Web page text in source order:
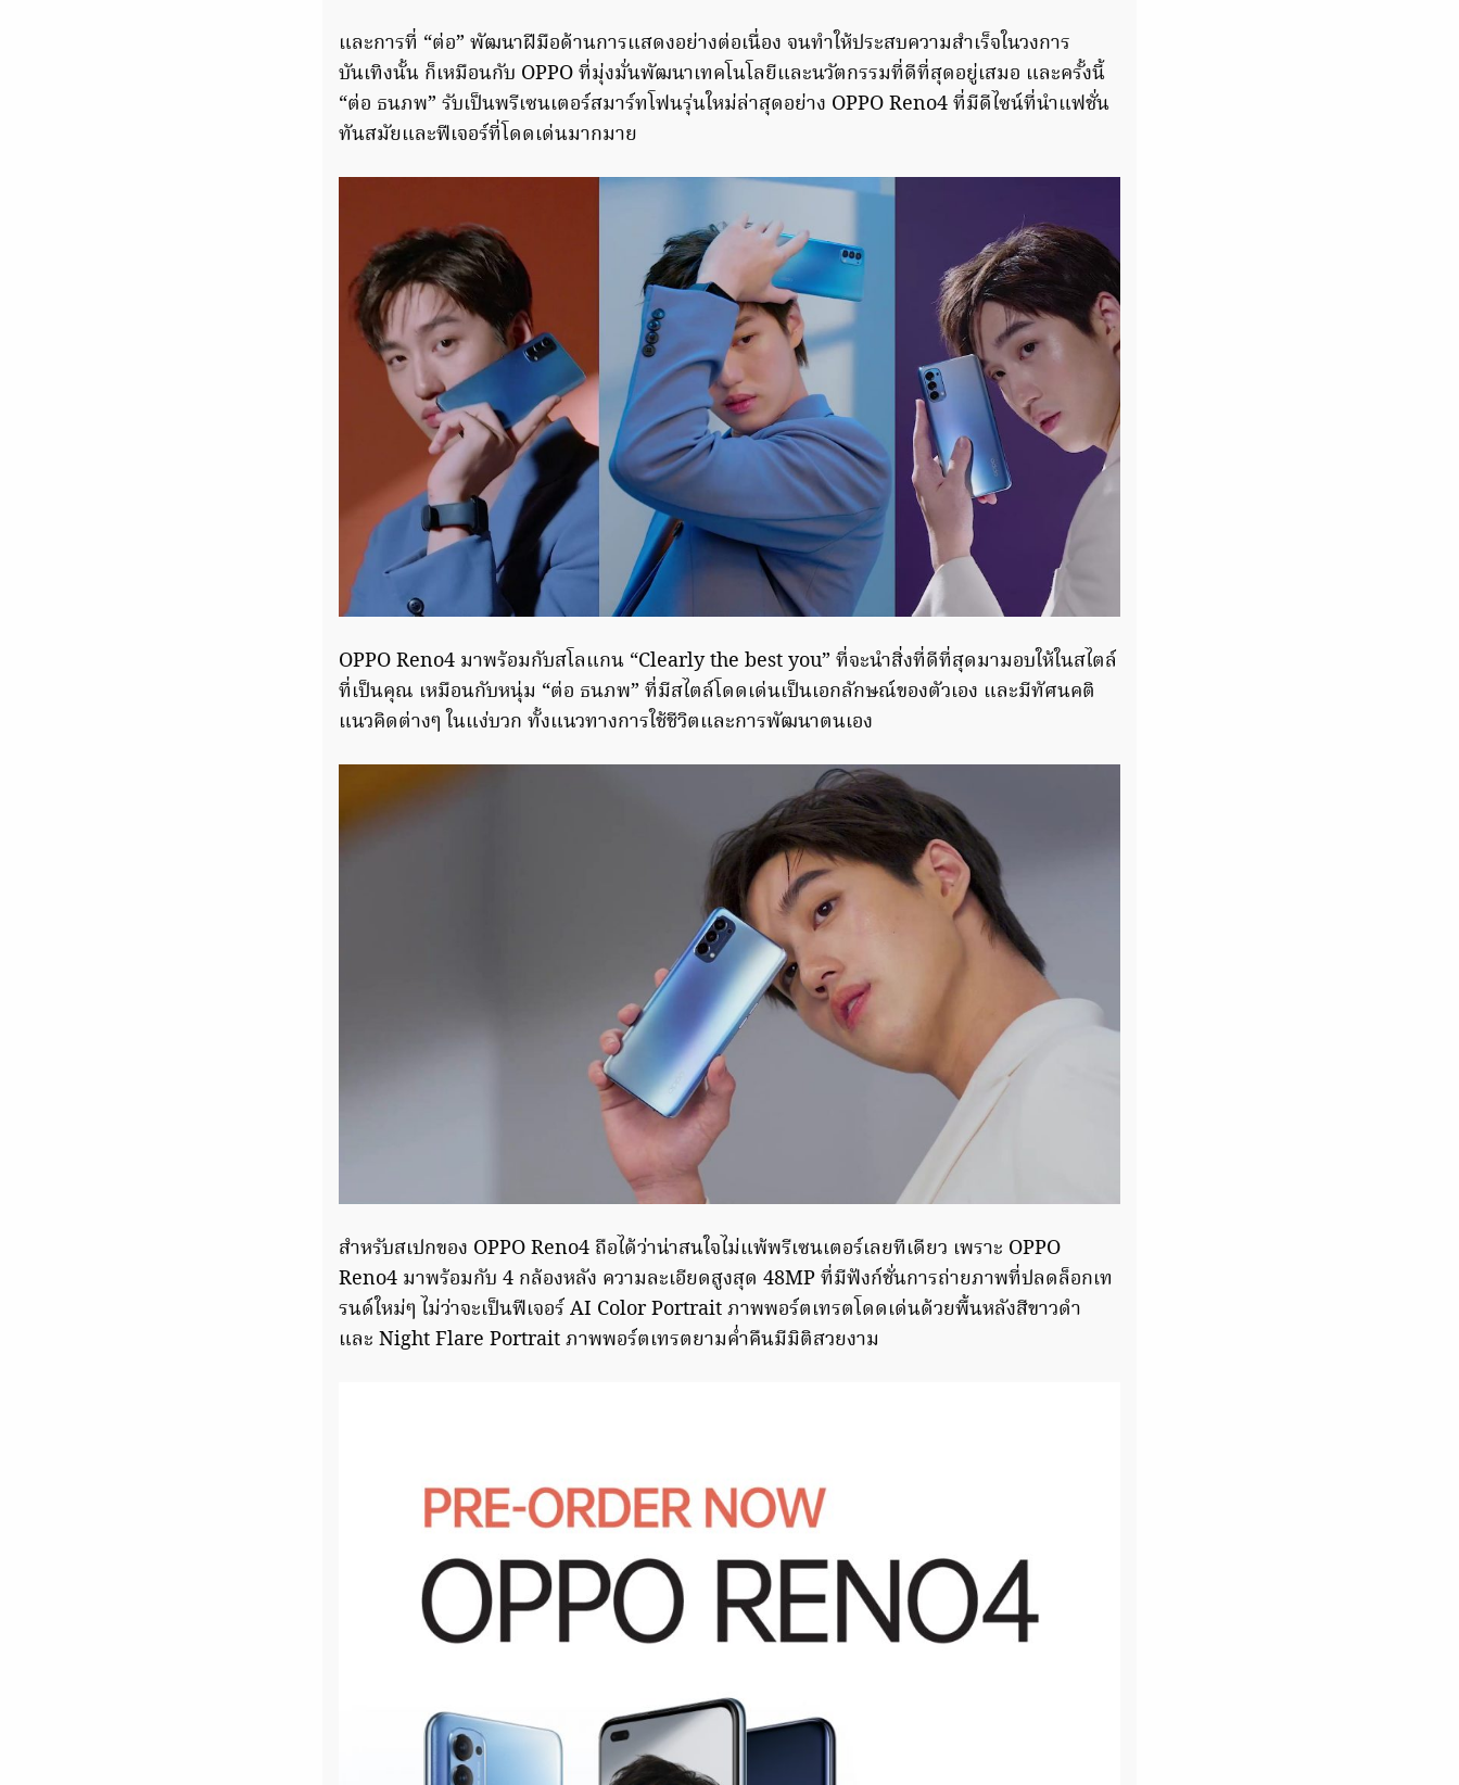
และการที่ “ต่อ” พัฒนาฝีมือด้านการแสดงอย่างต่อเนื่อง จนทำให้ประสบความสำเร็จในวงการ
บันเทิงนั้น ก็เหมือนกับ OPPO ที่มุ่งมั่นพัฒนาเทคโนโลยีและนวัตกรรมที่ดีที่สุดอยู่เสมอ และครั้งนี้
“ต่อ ธนภพ” รับเป็นพรีเซนเตอร์สมาร์ทโฟนรุ่นใหม่ล่าสุดอย่าง OPPO Reno4 ที่มีดีไซน์ที่นำแฟชั่น
ทันสมัยและฟีเจอร์ที่โดดเด่นมากมาย
OPPO Reno4 มาพร้อมกับสโลแกน “Clearly the best you” ที่จะนำสิ่งที่ดีที่สุดมามอบให้ในสไตล์
ที่เป็นคุณ เหมือนกับหนุ่ม “ต่อ ธนภพ” ที่มีสไตล์โดดเด่นเป็นเอกลักษณ์ของตัวเอง และมีทัศนคติ
แนวคิดต่างๆ ในแง่บวก ทั้งแนวทางการใช้ชีวิตและการพัฒนาตนเอง
สำหรับสเปกของ OPPO Reno4 ถือได้ว่าน่าสนใจไม่แพ้พรีเซนเตอร์เลยทีเดียว เพราะ OPPO
Reno4 มาพร้อมกับ 4 กล้องหลัง ความละเอียดสูงสุด 48MP ที่มีฟังก์ชั่นการถ่ายภาพที่ปลดล็อกเท
รนด์ใหม่ๆ ไม่ว่าจะเป็นฟีเจอร์ AI Color Portrait ภาพพอร์ตเทรตโดดเด่นด้วยพื้นหลังสีขาวดำ
และ Night Flare Portrait ภาพพอร์ตเทรตยามค่ำคืนมีมิติสวยงาม